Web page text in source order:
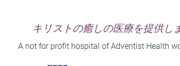
キリストの癒しの医療を提供し
A not for profit hospital of Adventist Health